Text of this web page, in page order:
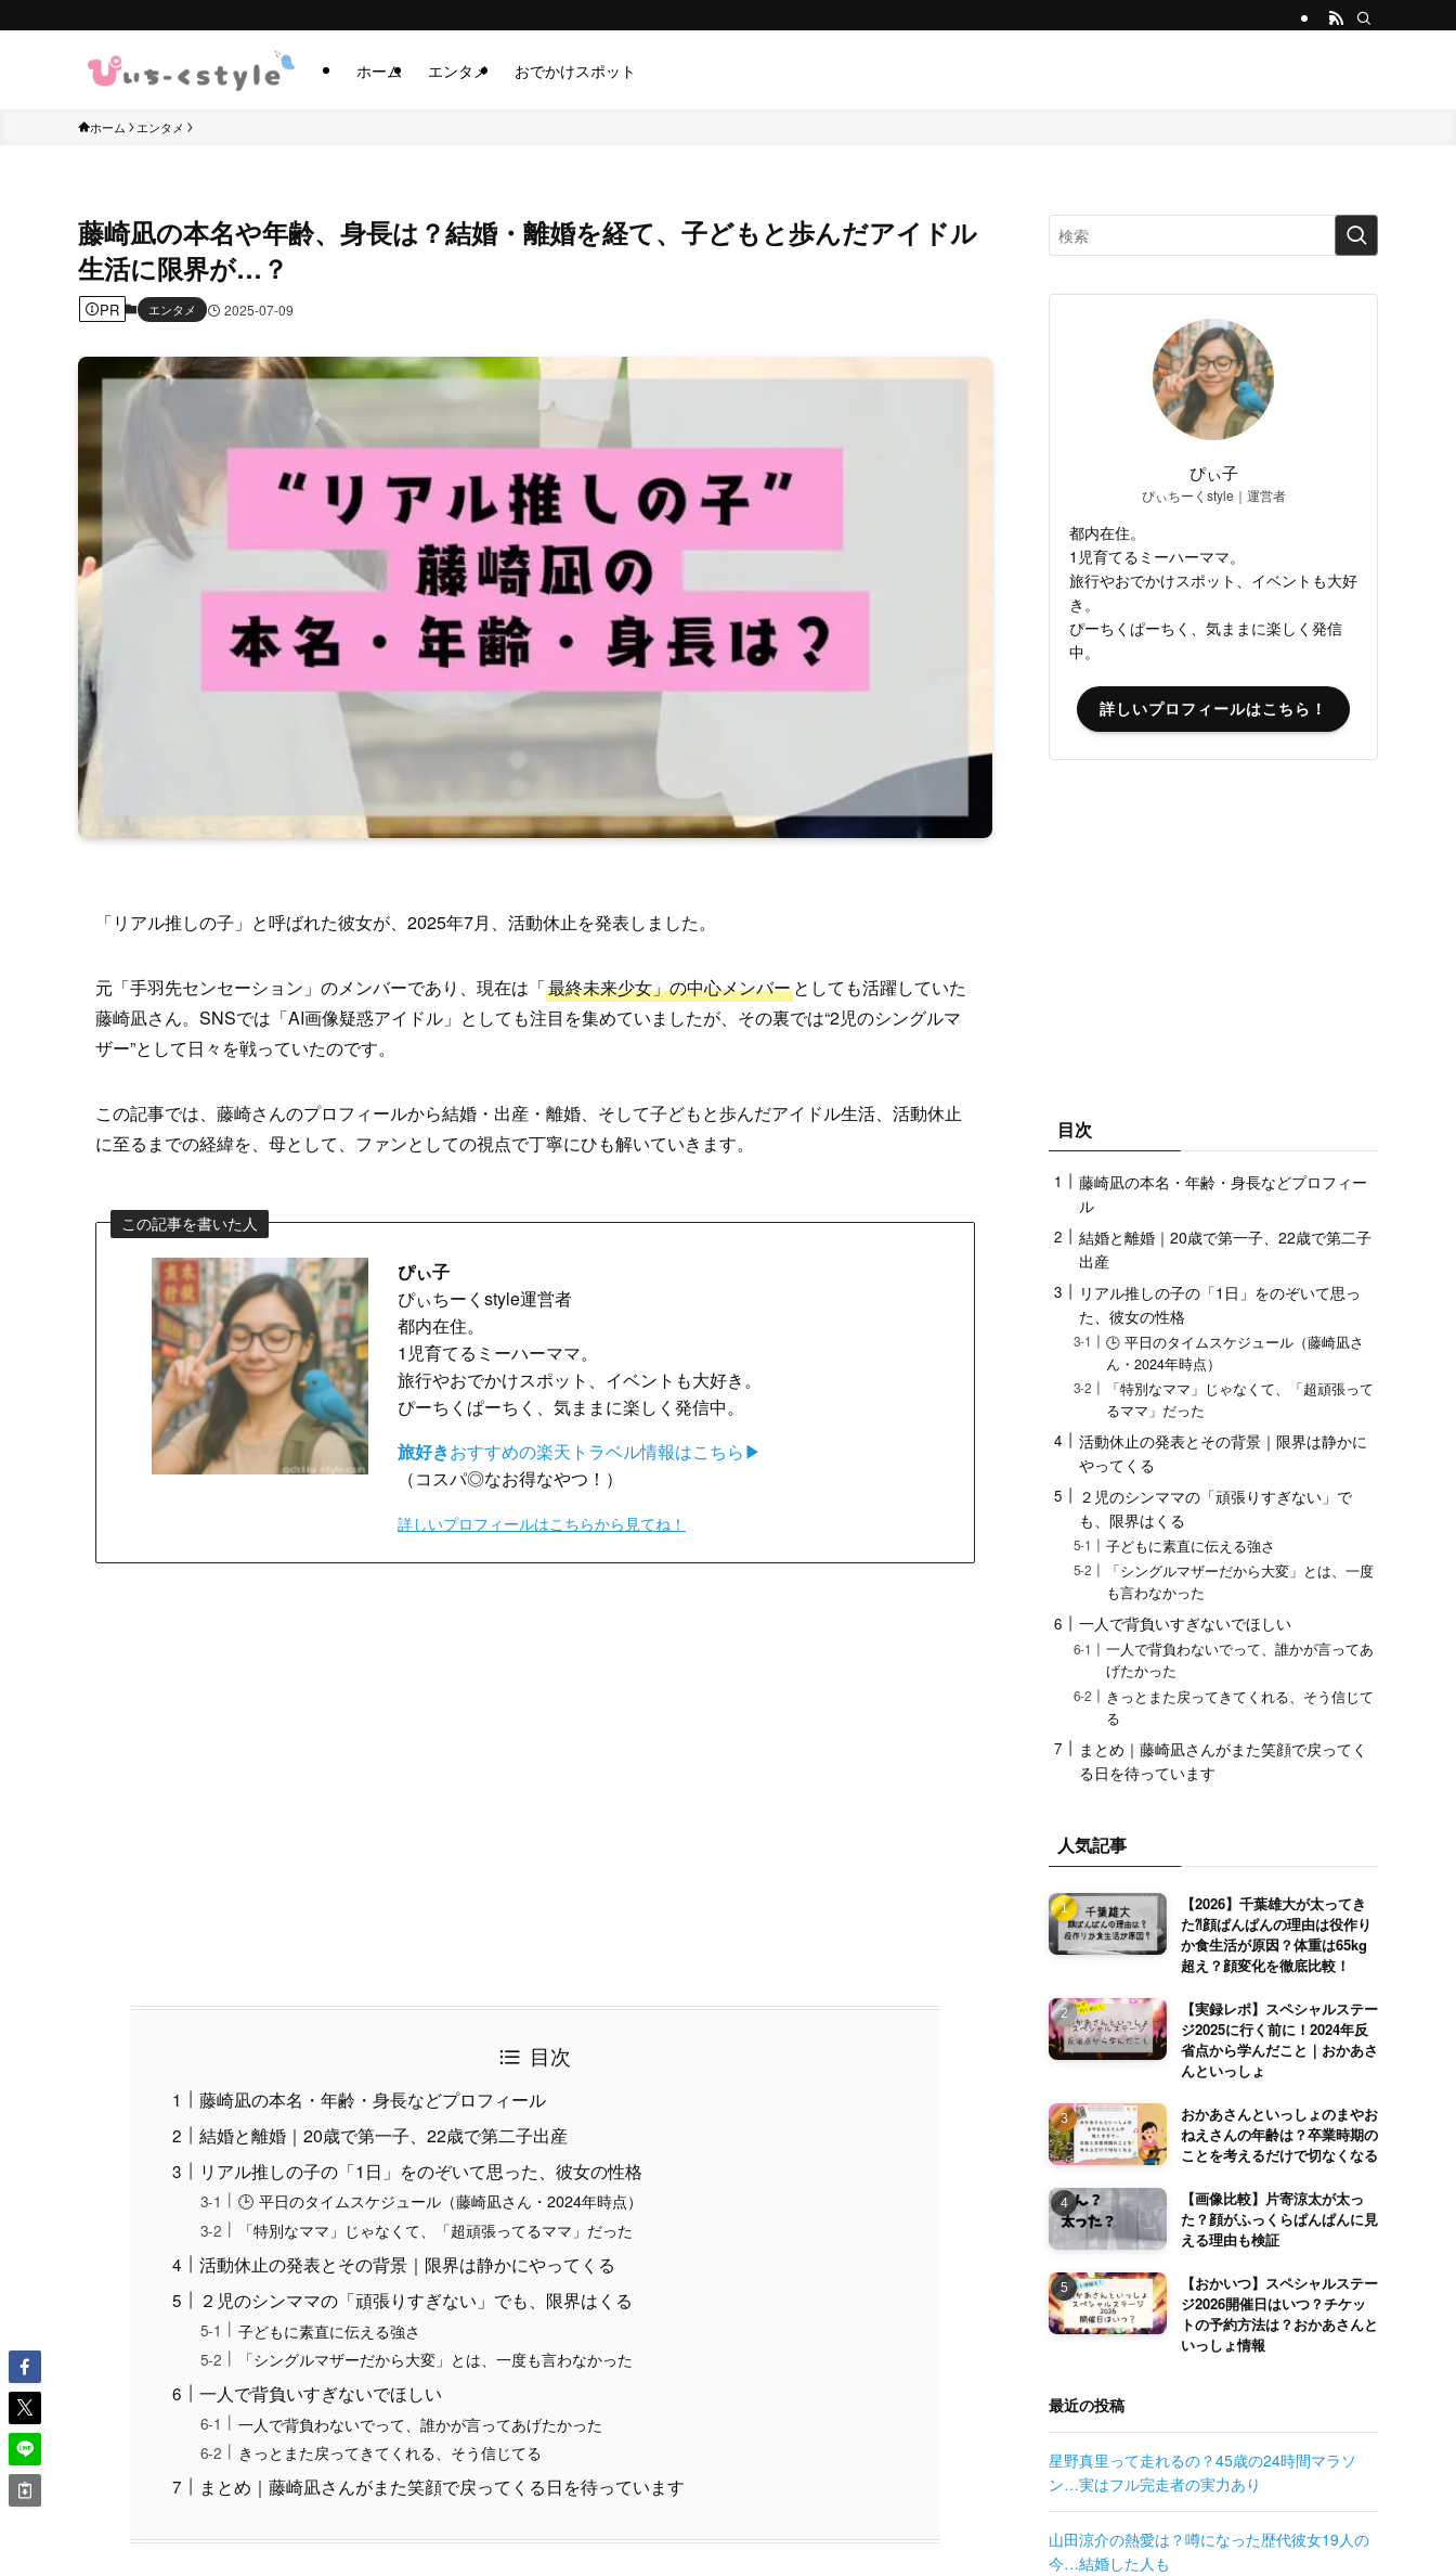
ホーム エンタメ おでかけスポット
ホーム エンタメ
藤崎凪の本名や年齢、身長は？結婚・離婚を経て、子どもと歩んだアイドル
生活に限界が…？
PR エンタメ 2025-07-09
「リアル推しの子」と呼ばれた彼女が、2025年7月、活動休止を発表しました。
元「手羽先センセーション」のメンバーであり、現在は「最終未来少女」の中心メンバーとしても活躍していた
藤崎凪さん。SNSでは「AI画像疑惑アイドル」としても注目を集めていましたが、その裏では“2児のシングルマ
ザー”として日々を戦っていたのです。
この記事では、藤崎さんのプロフィールから結婚・出産・離婚、そして子どもと歩んだアイドル生活、活動休止
に至るまでの経緯を、母として、ファンとしての視点で丁寧にひも解いていきます。
この記事を書いた人
ぴぃ子
ぴぃちーくstyle運営者
都内在住。
1児育てるミーハーママ。
旅行やおでかけスポット、イベントも大好き。
ぴーちくぱーちく、気ままに楽しく発信中。
旅好きおすすめの楽天トラベル情報はこちら▶
（コスパ◎なお得なやつ！）
詳しいプロフィールはこちらから見てね！
目次
藤崎凪の本名・年齢・身長などプロフィール
結婚と離婚｜20歳で第一子、22歳で第二子出産
リアル推しの子の「1日」をのぞいて思った、彼女の性格
🕒 平日のタイムスケジュール（藤崎凪さん・2024年時点）
「特別なママ」じゃなくて、「超頑張ってるママ」だった
活動休止の発表とその背景｜限界は静かにやってくる
２児のシンママの「頑張りすぎない」でも、限界はくる
子どもに素直に伝える強さ
「シングルマザーだから大変」とは、一度も言わなかった
一人で背負いすぎないでほしい
一人で背負わないでって、誰かが言ってあげたかった
きっとまた戻ってきてくれる、そう信じてる
まとめ｜藤崎凪さんがまた笑顔で戻ってくる日を待っています
ぴぃ子
ぴぃちーくstyle｜運営者
都内在住。
1児育てるミーハーママ。
旅行やおでかけスポット、イベントも大好
き。
ぴーちくぱーちく、気ままに楽しく発信
中。
詳しいプロフィールはこちら！
目次
藤崎凪の本名・年齢・身長などプロフィー
ル
結婚と離婚｜20歳で第一子、22歳で第二子
出産
リアル推しの子の「1日」をのぞいて思っ
た、彼女の性格
🕒 平日のタイムスケジュール（藤崎凪さ
ん・2024年時点）
「特別なママ」じゃなくて、「超頑張って
るママ」だった
活動休止の発表とその背景｜限界は静かに
やってくる
２児のシンママの「頑張りすぎない」で
も、限界はくる
子どもに素直に伝える強さ
「シングルマザーだから大変」とは、一度
も言わなかった
一人で背負いすぎないでほしい
一人で背負わないでって、誰かが言ってあ
げたかった
きっとまた戻ってきてくれる、そう信じて
る
まとめ｜藤崎凪さんがまた笑顔で戻ってく
る日を待っています
人気記事
【2026】千葉雄大が太ってき
た⁈顔ぱんぱんの理由は役作り
か食生活が原因？体重は65kg
超え？顔変化を徹底比較！
【実録レポ】スペシャルステー
ジ2025に行く前に！2024年反
省点から学んだこと｜おかあさ
んといっしょ
おかあさんといっしょのまやお
ねえさんの年齢は？卒業時期の
ことを考えるだけで切なくなる
【画像比較】片寄涼太が太っ
た？顔がふっくらぱんぱんに見
える理由も検証
【おかいつ】スペシャルステー
ジ2026開催日はいつ？チケッ
トの予約方法は？おかあさんと
いっしょ情報
最近の投稿
星野真里って走れるの？45歳の24時間マラソ
ン…実はフル完走者の実力あり
山田涼介の熱愛は？噂になった歴代彼女19人の
今…結婚した人も